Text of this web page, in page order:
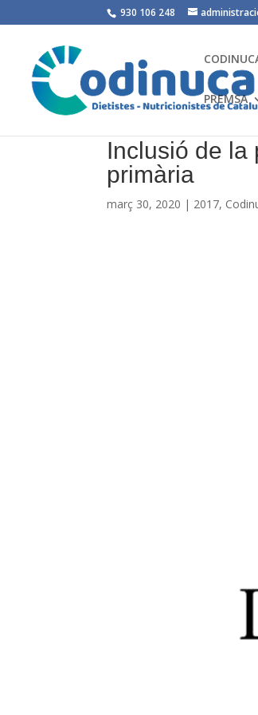
930 106 248
PREMSA
Inclusió de la
primària
març 30, 2020 | 2017,